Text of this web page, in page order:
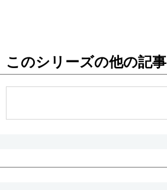
お知らせ
公式SNS
このシリーズの他の記事